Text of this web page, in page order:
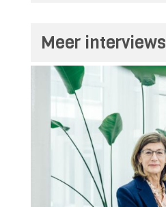
Meer interviews